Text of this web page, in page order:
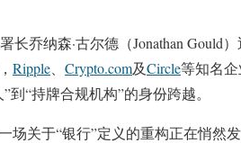
长乔纳森·古尔德（Jonathan Gould
Ripple Crypto.com及Circle等知名
“持牌合规机构”的身份跨越。
场关于“银行”定义的重构正在悄然